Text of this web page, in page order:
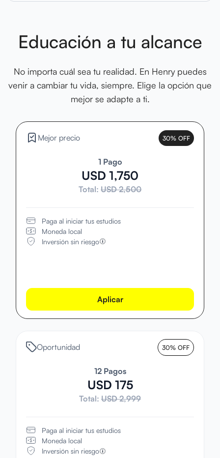
Educación a tu alcance
No importa cuál sea tu realidad. En Henry puedes
venir a cambiar tu vida, siempre. Elige la opción que
mejor se adapte a ti.
Mejor precio 30% OFF
1 Pago
USD 1,750
Total: USD 2,500
Paga al iniciar tus estudios
Moneda local
Inversión sin riesgo
Aplicar
Oportunidad 30% OFF
12 Pagos
USD 175
Total: USD 2,999
Paga al iniciar tus estudios
Moneda local
Inversión sin riesgo